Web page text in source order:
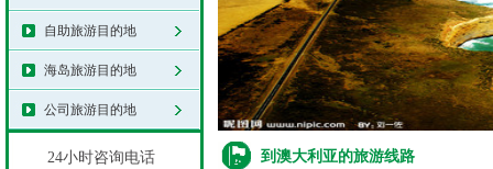
自助旅游目的地
海岛旅游目的地
公司旅游目的地
24小时咨询电话 到澳大利亚的旅游线路